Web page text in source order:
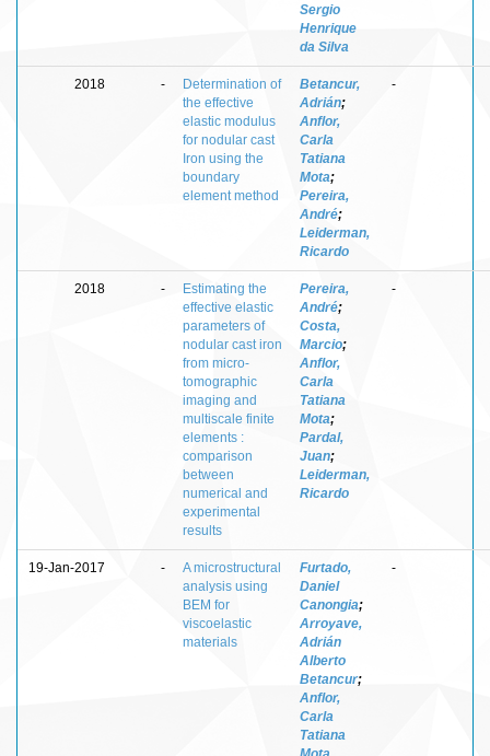
Sergio
Henrique
da Silva
2018 -
Determination of
the effective
elastic modulus
for nodular cast
Iron using the
boundary
element method
Betancur,
Adrián;
Anflor,
Carla
Tatiana
Mota;
Pereira,
André;
Leiderman,
Ricardo
-
2018 -
Estimating the
effective elastic
parameters of
nodular cast iron
from micro-
tomographic
imaging and
multiscale finite
elements :
comparison
between
numerical and
experimental
results
Pereira,
André;
Costa,
Marcio;
Anflor,
Carla
Tatiana
Mota;
Pardal,
Juan;
Leiderman,
Ricardo
-
19-Jan-2017 -
A microstructural
analysis using
BEM for
viscoelastic
materials
Furtado,
Daniel
Canongia;
Arroyave,
Adrián
Alberto
Betancur;
Anflor,
Carla
Tatiana
-